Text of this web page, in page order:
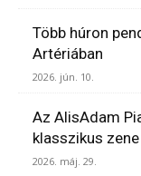
Több húron
Artériában
2026. jún. 10.
Az AlisAdam
klasszikus
2026. máj. 29.